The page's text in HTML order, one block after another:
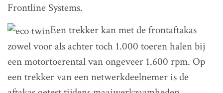
Frontline Systems.
Een trekker kan met de frontaftakas
zowel voor als achter toch 1.000 toeren halen bij
een motortoerental van ongeveer 1.600 rpm. Op
een trekker van een netwerkdeelnemer is de